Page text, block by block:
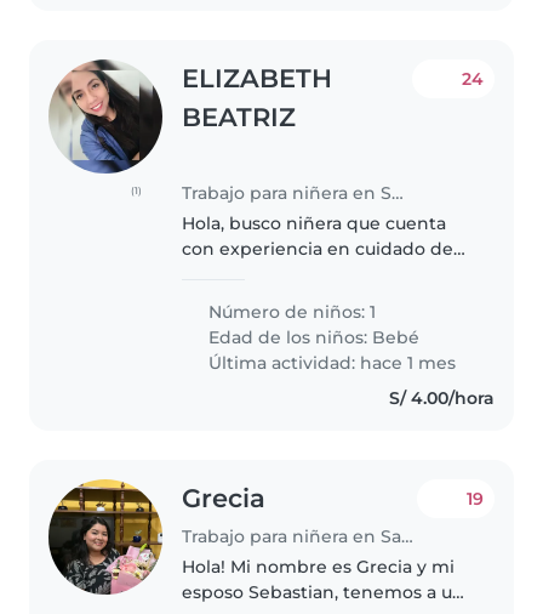
(1)
ELIZABETH
BEATRIZ
Trabajo para niñera en Santa Anita - Los Ficus
24
Hola, busco niñera que cuenta
con experiencia en cuidado de
horarios son: - lunes a viernes de
7:30 am a 5 pm -Sábados de
8:00am a 2:30 pm Si estás..
Número de niños: 1
Edad de los niños: Bebé
Última actividad: hace 1 mes
S/ 4.00/hora
Grecia
Trabajo para niñera en Santa Anita - Los Ficus
19
Hola! Mi nombre es Grecia y mi
esposo Sebastian, tenemos a un